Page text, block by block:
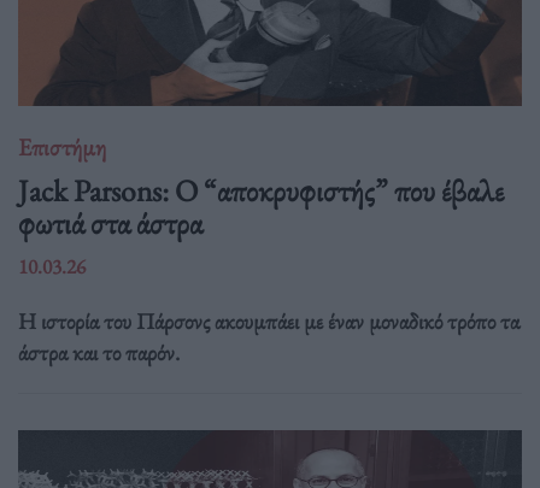
Επιστήμη
Jack Parsons: O “αποκρυφιστής” που έβαλε
φωτιά στα άστρα
10.03.26
Η ιστορία του Πάρσονς ακουμπάει με έναν μοναδικό τρόπο τα
άστρα και το παρόν.